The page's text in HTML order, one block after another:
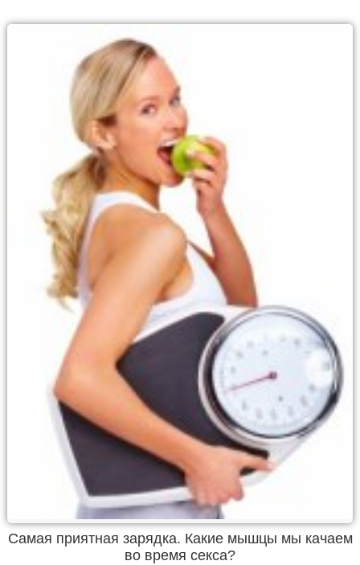
Самая приятная зарядка. Какие мышцы мы качаем
во время секса?